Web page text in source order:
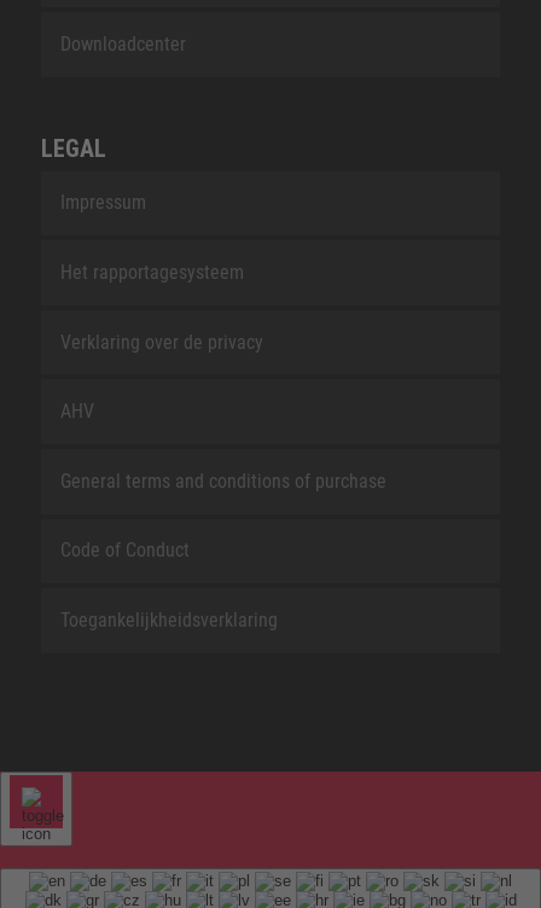
Downloadcenter
LEGAL
Impressum
Het rapportagesysteem
Verklaring over de privacy
AHV
General terms and conditions of purchase
Code of Conduct
Toegankelijkheidsverklaring